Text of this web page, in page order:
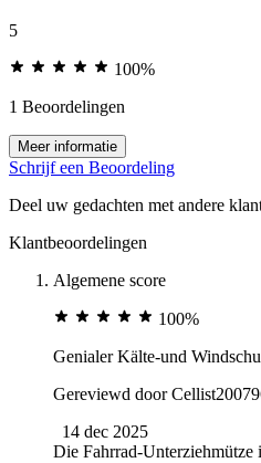
5
100%
1 Beoordelingen
Meer informatie
Schrijf een Beoordeling
Deel uw gedachten met andere
Klantbeoordelingen
Algemene score
100%
Genialer Kälte-und
Gereviewd door
14 dec 2025
Die Fahrrad-Unterziehmütze